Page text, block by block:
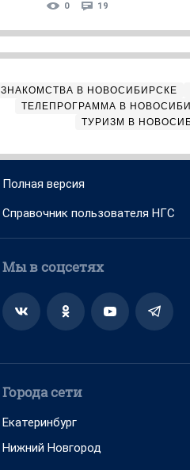
0 19
ЗНАКОМСТВА В НОВОСИБИРСКЕ
ТЕЛЕПРОГРАММА В
ТУРИЗМ В
Полная версия
Справочник пользователя НГС
Мы в соцсетях
Города сети
Екатеринбург
Нижний Новгород